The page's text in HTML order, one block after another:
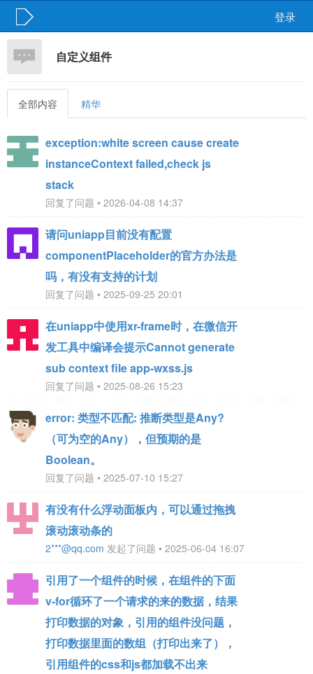
登录
自定义组件
全部内容 精华
exception:white screen cause create
instanceContext failed,check js
stack
回复了问题 • 2026-04-08 14:37
请问uniapp目前没有配置
componentPlaceholder的官方办法是
吗，有没有支持的计划
回复了问题 • 2025-09-25 20:01
在uniapp中使用xr-frame时，在微信开
发工具中编译会提示Cannot generate
sub context file app-wxss.js
回复了问题 • 2025-08-26 15:23
‌error: 类型不匹配: 推断类型是Any?
（可为空的Any），但预期的是
Boolean。‌
回复了问题 • 2025-07-10 15:27
有没有什么浮动面板内，可以通过拖拽
滚动滚动条的
2***@qq.com 发起了问题 • 2025-06-04 16:07
引用了一个组件的时候，在组件的下面
v-for循环了一个请求的来的数据，结果
打印数据的对象，引用的组件没问题，
打印数据里面的数组（打印出来了），
引用组件的css和js都加载不出来